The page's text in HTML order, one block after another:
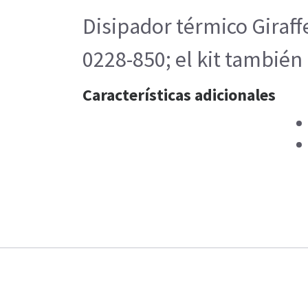
Disipador térmico
0228-850; el kit
Características adicionales